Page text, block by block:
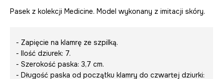
Pasek z kolekcji Medicine. Model wykonany z imitacji skóry.
- Zapięcie na klamrę ze szpilką.
- Ilość dziurek: 7.
- Szerokość paska: 3,7 cm.
- Długość paska od początku klamry do czwartej dziurki: